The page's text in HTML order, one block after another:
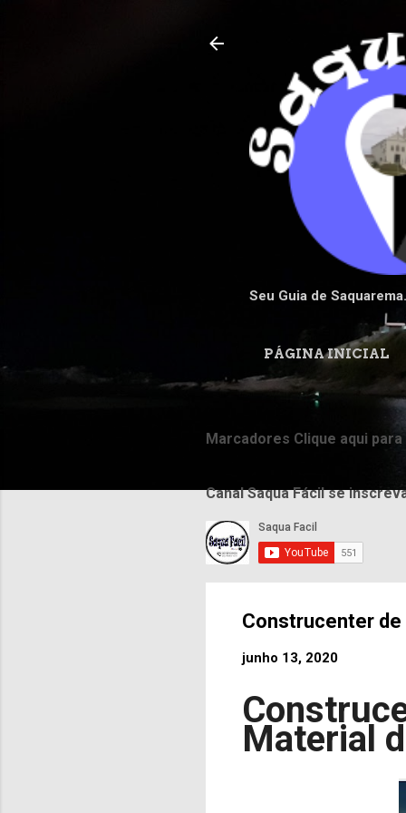
Seu Guia de Saquarema.
PÁGINA INICIAL
Marcadores Clique aqui
Canal Saqua Fácil se
Construcenter
junho 13, 2020
Material